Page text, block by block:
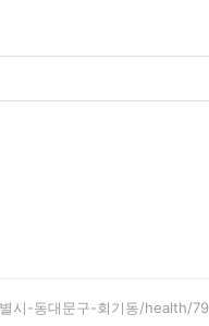
시-동대문구-회기동/health/